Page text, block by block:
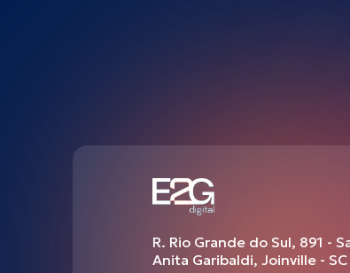
R. Rio Grande do Sul, 891 -
Anita Garibaldi, Joinville -